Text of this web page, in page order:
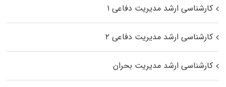
کارشناسی ارشد مدیریت دفاعی ۱
کارشناسی ارشد مدیریت دفاعی ۲
کارشناسی ارشد مدیریت بحران